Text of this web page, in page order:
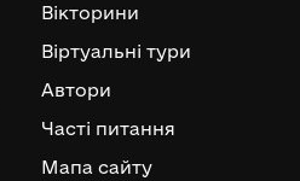
Вікторини
Віртуальні тури
Автори
Часті питання
Мапа сайту